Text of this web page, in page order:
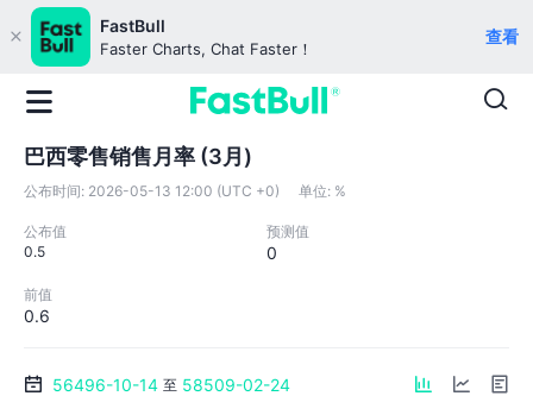
FastBull
Faster Charts, Chat Faster！
查看
巴西零售销售月率 (3月)
公布时间: 2026-05-13 12:00 (UTC +0) 单位: %
公布值
0.5
预测值
0
前值
0.6
56496-10-14 至 58509-02-24